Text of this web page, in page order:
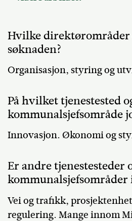
Hvilke
søknaden?
Organisasjon, styring og
På hvilket tjenestested
kommunalsjefsområde
Innovasjon. Økonomi og
Er andre tjenestesteder
Vei og trafikk,
regulering. Mange innom